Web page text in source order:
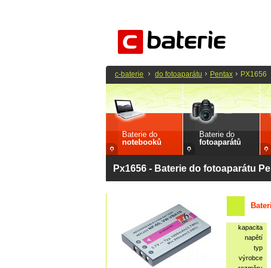
Baterie do
notebooků
Baterie do
fotoaparátů
Px1656 - Baterie do fotoaparátu
kapacita
napětí
typ
výrobce
c-baterie do fotoaparátu Pentax PX1656